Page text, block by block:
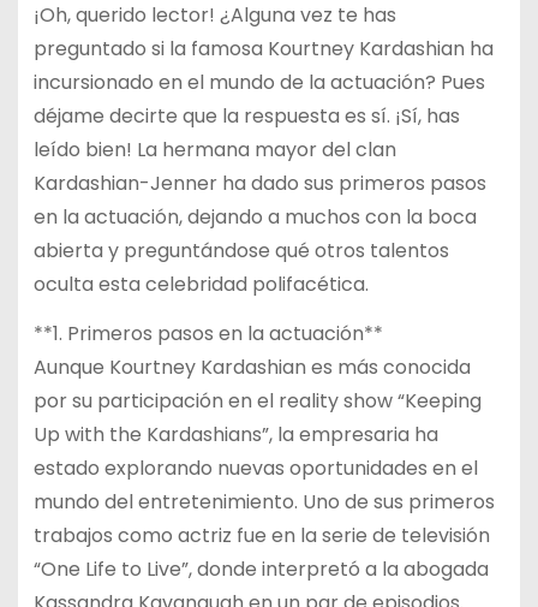
¡Oh, querido lector! ¿Alguna vez te has
preguntado si la famosa Kourtney Kardashian ha
incursionado en el mundo de la actuación? Pues
déjame decirte que la respuesta es sí. ¡Sí, has
leído bien! La hermana mayor del clan
Kardashian-Jenner ha dado sus primeros pasos
en la actuación, dejando a muchos con la boca
abierta y preguntándose qué otros talentos
oculta esta celebridad polifacética.
**1. Primeros pasos en la actuación**
Aunque Kourtney Kardashian es más conocida
por su participación en el reality show “Keeping
Up with the Kardashians”, la empresaria ha
estado explorando nuevas oportunidades en el
mundo del entretenimiento. Uno de sus primeros
trabajos como actriz fue en la serie de televisión
“One Life to Live”, donde interpretó a la abogada